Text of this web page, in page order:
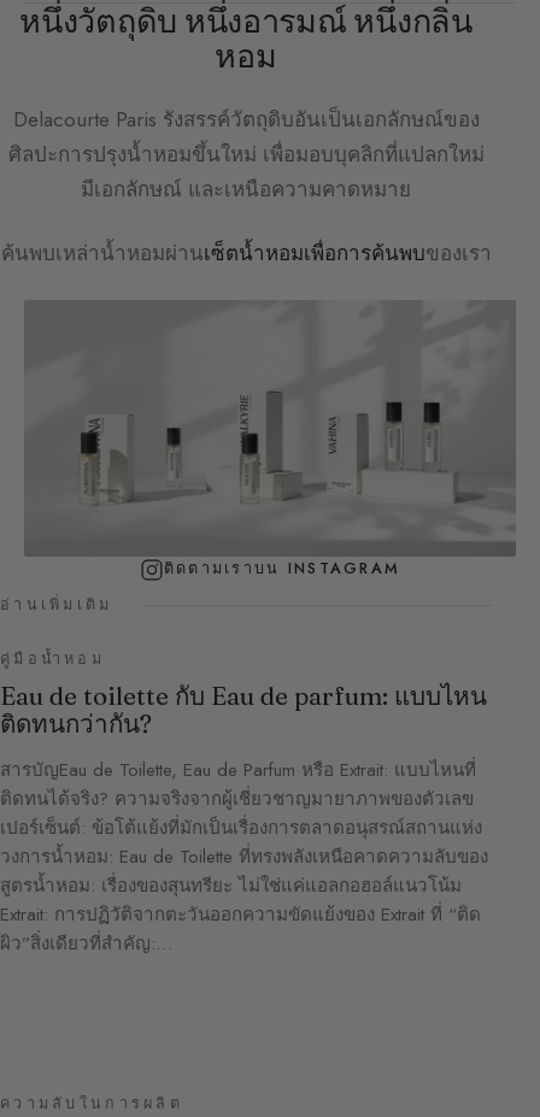
หนึ่งวัตถุดิบ หนึ่งอารมณ์ หนึ่งกลิ่น
หอม
Delacourte Paris รังสรรค์วัตถุดิบอันเป็นเอกลักษณ์ของ
ศิลปะการปรุงน้ำหอมขึ้นใหม่ เพื่อมอบบุคลิกที่แปลกใหม่
มีเอกลักษณ์ และเหนือความคาดหมาย
ค้นพบเหล่าน้ำหอมผ่านเซ็ตน้ำหอมเพื่อการค้นพบของเรา
ติดตามเราบน INSTAGRAM
อ่านเพิ่มเติม
คู่มือน้ำหอม
Eau de toilette กับ Eau de parfum: แบบไหน
ติดทนกว่ากัน?
สารบัญEau de Toilette, Eau de Parfum หรือ Extrait: แบบไหนที่
ติดทนได้จริง? ความจริงจากผู้เชี่ยวชาญมายาภาพของตัวเลข
เปอร์เซ็นต์: ข้อโต้แย้งที่มักเป็นเรื่องการตลาดอนุสรณ์สถานแห่ง
วงการน้ำหอม: Eau de Toilette ที่ทรงพลังเหนือคาดความลับของ
สูตรน้ำหอม: เรื่องของสุนทรียะ ไม่ใช่แค่แอลกอฮอล์แนวโน้ม
Extrait: การปฏิวัติจากตะวันออกความขัดแย้งของ Extrait ที่ “ติด
ผิว”สิ่งเดียวที่สำคัญ:…
ความลับในการผลิต